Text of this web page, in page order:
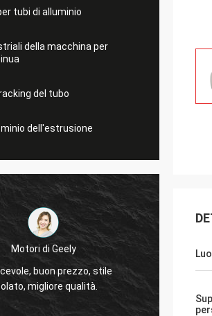
tubi di alluminio
della macchina per
del tubo
dell'estrusione
Il Thinh-Vietnam
sistema prego 12000 metri
tubo magro, colore dell'avorio.